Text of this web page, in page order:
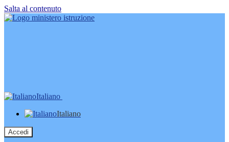
Salta al contenuto
Italiano
Italiano
Accedi